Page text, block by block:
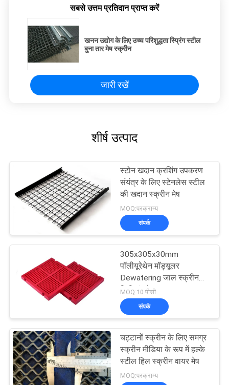
सबसे उत्तम प्रतिदान प्राप्त करें
खनन उद्योग के लिए उच्च परिशुद्धता स्प्रिंग स्टील
बुना तार मेष स्क्रीन
जारी रखें
शीर्ष उत्पाद
स्टोन खदान क्रशिंग उपकरण
संयंत्र के लिए स्टेनलेस स्टील
की खदान स्क्रीन मेष
MOQ:परक्राम्य
संपर्क
305x305x30mm
पॉलीयूरेथेन मॉड्यूलर
Dewatering जाल स्क्रीन
फिक्सिंग के साथ पु ब्लाट
MOQ:10 पीसी
संपर्क
चट्टानों स्क्रीन के लिए समग्र
स्क्रीन मीडिया के रूप में हल्के
स्टील हिल स्क्रीन वायर मेष
MOQ:परक्राम्य